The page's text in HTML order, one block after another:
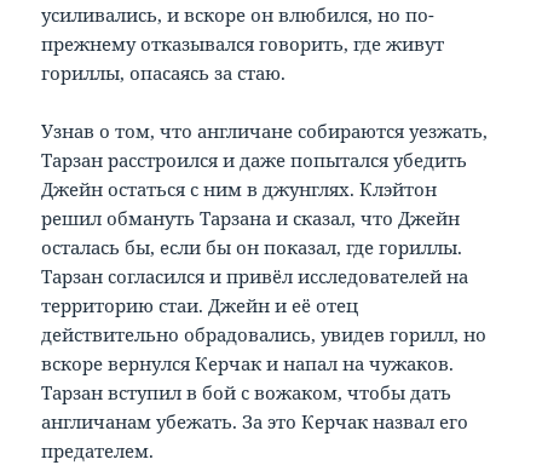
усиливались, и вскоре он влюбился, но по-
прежнему отказывался говорить, где живут
гориллы, опасаясь за стаю.
Узнав о том, что англичане собираются уезжать,
Тарзан расстроился и даже попытался убедить
Джейн остаться с ним в джунглях. Клэйтон
решил обмануть Тарзана и сказал, что Джейн
осталась бы, если бы он показал, где гориллы.
Тарзан согласился и привёл исследователей на
территорию стаи. Джейн и её отец
действительно обрадовались, увидев горилл, но
вскоре вернулся Керчак и напал на чужаков.
Тарзан вступил в бой с вожаком, чтобы дать
англичанам убежать. За это Керчак назвал его
предателем.